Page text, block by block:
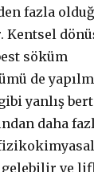
fazla
Kentsel
söküm
de
yanlış
daha
gelebilir ve